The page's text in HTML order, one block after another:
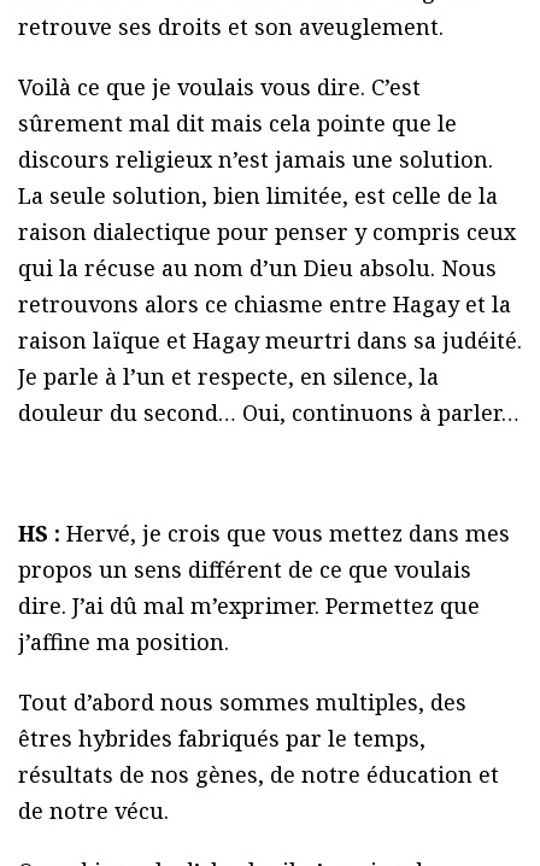
retrouve ses droits et son aveuglement.
Voilà ce que je voulais vous dire. C’est
sûrement mal dit mais cela pointe que le
discours religieux n’est jamais une solution.
La seule solution, bien limitée, est celle de la
raison dialectique pour penser y compris ceux
qui la récuse au nom d’un Dieu absolu. Nous
retrouvons alors ce chiasme entre Hagay et la
raison laïque et Hagay meurtri dans sa judéité.
Je parle à l’un et respecte, en silence, la
douleur du second… Oui, continuons à parler…
HS : Hervé, je crois que vous mettez dans mes
propos un sens différent de ce que voulais
dire. J’ai dû mal m’exprimer. Permettez que
j’affine ma position.
Tout d’abord nous sommes multiples, des
êtres hybrides fabriqués par le temps,
résultats de nos gènes, de notre éducation et
de notre vécu.